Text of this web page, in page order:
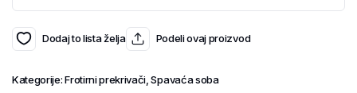
Dodaj to lista želja Podeli ovaj proizvod
Kategorije:Frotirni prekrivači ,Spavaća soba